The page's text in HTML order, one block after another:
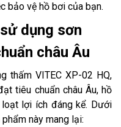
bảo vệ hồ bơi của bạn.
dụng sơn
châu Âu
thấm VITEC XP-02 HQ,
tiêu chuẩn châu Âu, hồ
lợi ích đáng kể. Dưới
này mang lại: